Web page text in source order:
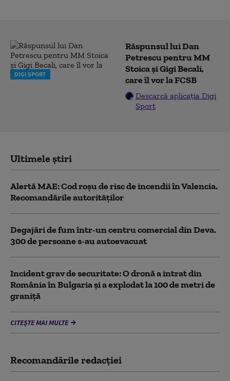
DIGI SPORT
Răspunsul lui Dan
Petrescu pentru MM
Stoica și Gigi Becali,
care îl vor la FCSB
Descarcă aplicația Digi
Sport
Ultimele știri
Alertă MAE: Cod roșu de risc de incendii în Valencia.
Recomandările autorităților
Degajări de fum într-un centru comercial din Deva.
300 de persoane s-au autoevacuat
Incident grav de securitate: O dronă a intrat din
România în Bulgaria şi a explodat la 100 de metri de
graniţă
CITEȘTE MAI MULTE
Recomandările redacţiei